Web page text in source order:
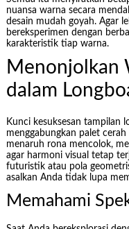
nuansa warna secara
desain mudah goyah. Agar
bereksperimen dengan
karakteristik tiap warna.
Menonjolkan
dalam
Kunci kesuksesan tampilan
menggabungkan palet cerah
menaruh rona mencolok,
agar harmoni visual tetap
futuristik atau pola
asalkan Anda tidak lupa
Memahami